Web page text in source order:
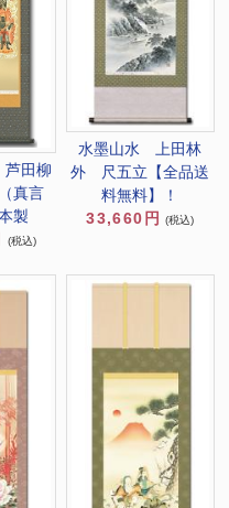
田柳
真言
製
(税込)
水墨山水 上田林
外 尺五立【全品送
料無料】！
33,660円
(税込)